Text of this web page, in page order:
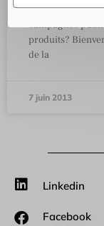
Comment
campagnes
produits?
de la
7 juin 2013
Linkedin
Facebook